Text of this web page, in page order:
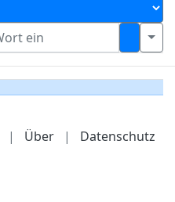
| Über | Datenschutz